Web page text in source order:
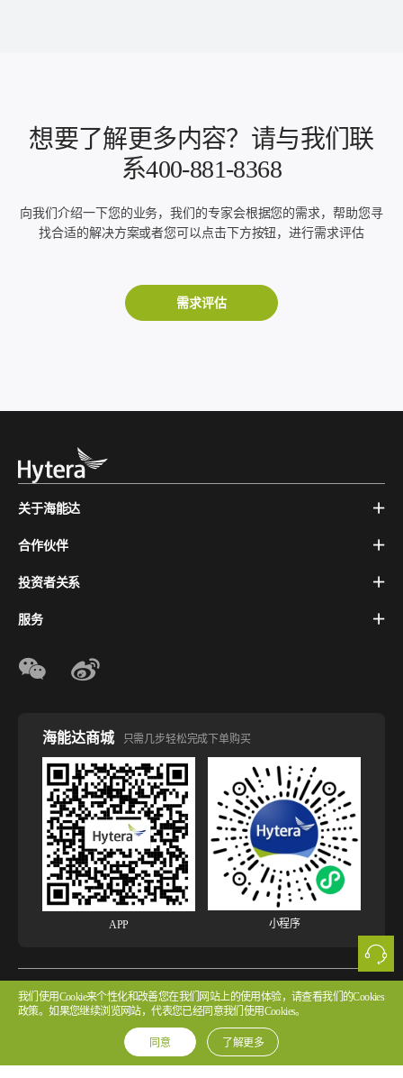
想要了解更多内容？请与我们联
系400-881-8368
向我们介绍一下您的业务，我们的专家会根据您的需求，帮助您寻
找合适的解决方案或者您可以点击下方按钮，进行需求评估
需求评估
关于海能达
合作伙伴
投资者关系
服务
海能达商城 只需几步轻松完成下单购买
APP 小程序
版权所有 © 2026 海能达通信股份有限公司粤ICP备2022107854号 粤公网安备
44030502002314号
网站使用声明 隐私政策 Cookie政策
我们使用Cookie来个性化和改善您在我们网站上的使用体验，请查看我们的Cookies
政策。如果您继续浏览网站，代表您已经同意我们使用Cookies。
同意 了解更多